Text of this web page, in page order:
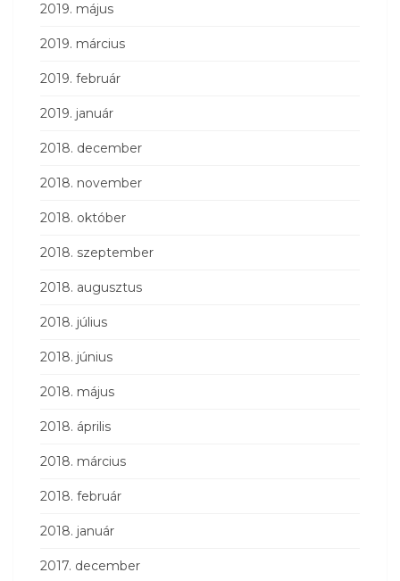
2019. május
2019. március
2019. február
2019. január
2018. december
2018. november
2018. október
2018. szeptember
2018. augusztus
2018. július
2018. június
2018. május
2018. április
2018. március
2018. február
2018. január
2017. december